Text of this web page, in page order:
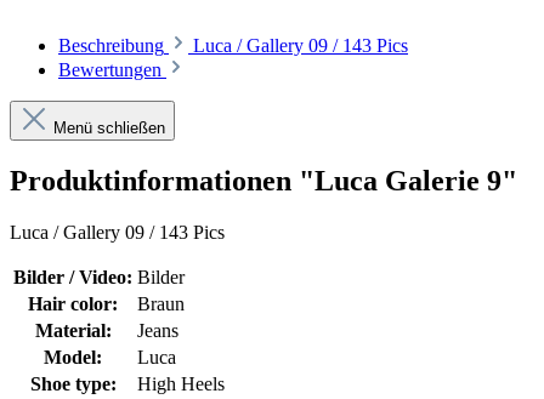
Beschreibung
Luca / Gallery 09 / 143 Pics
Bewertungen
Menü schließen
Produktinformationen "Luca Galerie 9"
Luca / Gallery 09 / 143 Pics
Bilder / Video: Bilder
Hair color:
Braun
Material:
Jeans
Model:
Luca
Shoe type:
High Heels